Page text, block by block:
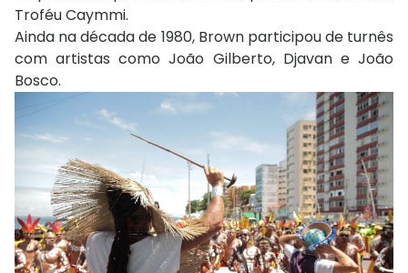
Troféu Caymmi.
Ainda na década de 1980, Brown participou de turnês
com artistas comoJoão Gilberto, DjavaneJoão
Bosco.